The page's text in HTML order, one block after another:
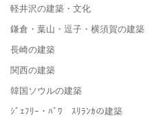
軽井沢の建築・文化
鎌倉・葉山・逗子・横須賀の建築
長崎の建築
関西の建築
韓国ソウルの建築
ｼﾞｪﾌﾘｰ・ﾊﾞﾜ ｽﾘﾗﾝｶの建築